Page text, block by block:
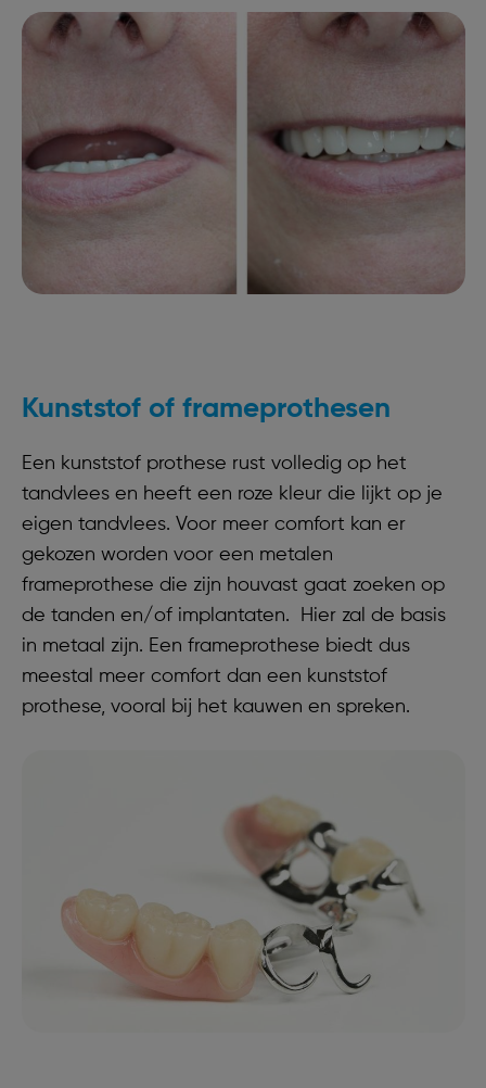
Kunststof of frameprothesen
Een kunststof prothese rust volledig op het
tandvlees en heeft een roze kleur die lijkt op je
eigen tandvlees. Voor meer comfort kan er
gekozen worden voor een metalen
frameprothese die zijn houvast gaat zoeken op
de tanden en/of implantaten. Hier zal de basis
in metaal zijn. Een frameprothese biedt dus
meestal meer comfort dan een kunststof
prothese, vooral bij het kauwen en spreken.